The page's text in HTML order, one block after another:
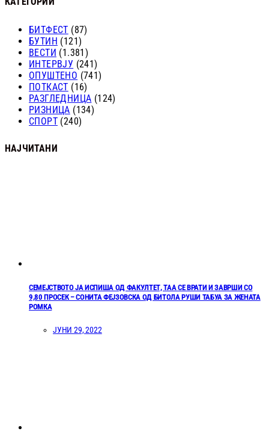
БИТФЕСТ (87)
БУТИН (121)
ВЕСТИ (1.381)
ИНТЕРВЈУ (241)
ОПУШТЕНО (741)
ПОТКАСТ (16)
РАЗГЛЕДНИЦА (124)
РИЗНИЦА (134)
СПОРТ (240)
НАЈЧИТАНИ
СЕМЕЈСТВОТО ЈА ИСПИША ОД ФАКУЛТЕТ, ТАА СЕ ВРАТИ И ЗАВРШИ СО
9,80 ПРОСЕК – СОНИТА ФЕЈЗОВСКА ОД БИТОЛА РУШИ ТАБУА ЗА ЖЕНАТА
РОМКА
ЈУНИ 29, 2022